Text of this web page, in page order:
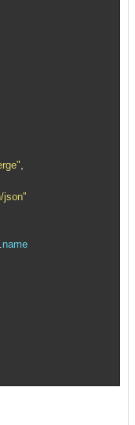
,
json"
.name